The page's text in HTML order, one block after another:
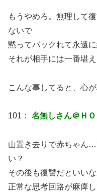
もうやめろ。無理して
ないで
黙ってバックれて永遠
それが相手には一番堪え
こんな事してると、心
101： 名無しさん＠ＨＯ
山置き去りで赤ちゃん
い？
その後も復讐だといい
正常な思考回路が麻痺